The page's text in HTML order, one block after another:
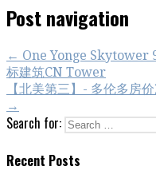
Post navigation
← One Yonge Skytower
标建筑CN Tower
【北美第三】- 多伦多房
→
Search for:
Recent Posts